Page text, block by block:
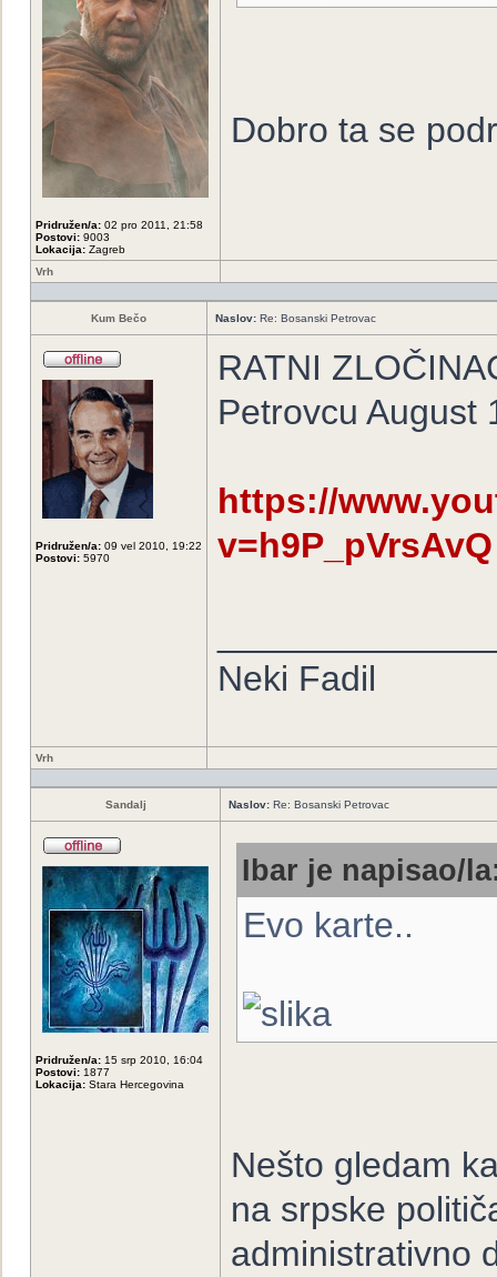
Pridružen/a: 02 pro 2011, 21:58
Postovi: 9003
Lokacija: Zagreb
Dobro ta se
Vrh
Kum Bečo Naslov: Re: Bosanski Petrovac
Pridružen/a: 09 vel 2010, 19:22
Postovi: 5970
RATNI
Petrovcu August
https://
v=h9P_pVrsAvQ
Neki Fadil
Vrh
Sandalj Naslov: Re: Bosanski Petrovac
Pridružen/a: 15 srp 2010, 16:04
Postovi: 1877
Lokacija: Stara Hercegovina
Ibar je napisao/
Evo karte..
Nešto gledam
na srpske
administrativno